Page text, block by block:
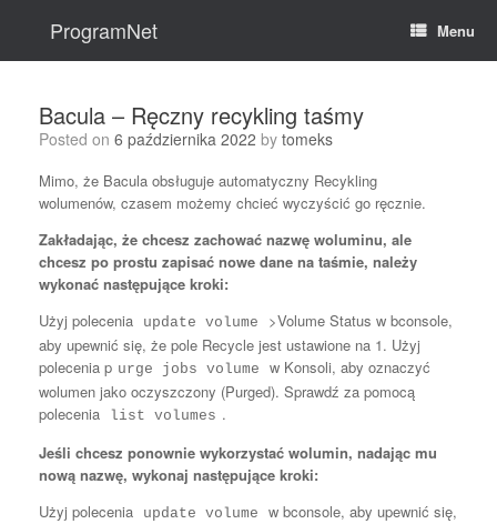
ProgramNet Menu
Bacula – Ręczny recykling taśmy
Posted on 6 października 2022 by tomeks
Mimo, że Bacula obsługuje automatyczny Recykling
wolumenów, czasem możemy chcieć wyczyścić go ręcznie.
Zakładając, że chcesz zachować nazwę woluminu, ale
chcesz po prostu zapisać nowe dane na taśmie, należy
wykonać następujące kroki:
Użyj polecenia
update volume
>Volume Status w bconsole,
aby upewnić się, że pole Recycle jest ustawione na 1. Użyj
polecenia p urge jobs volume
w Konsoli, aby oznaczyć
wolumen jako oczyszczony (Purged). Sprawdź za pomocą
polecenia
list volumes .
Jeśli chcesz ponownie wykorzystać wolumin, nadając mu
nową nazwę, wykonaj następujące kroki:
Użyj polecenia
update volume
w bconsole, aby upewnić się,